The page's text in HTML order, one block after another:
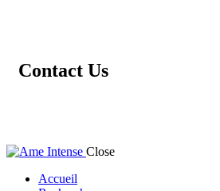
Contact Us
Close
Accueil